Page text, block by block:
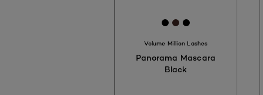
[Color]: #000000
[Color]: #422924
[Color]: #000000
Volume Million Lashes
Panorama Mascara
Black